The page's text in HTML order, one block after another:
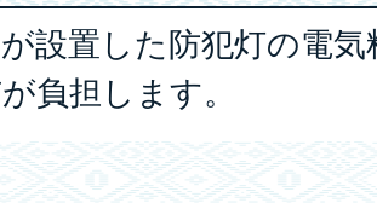
設置した防犯灯の電
負担します。